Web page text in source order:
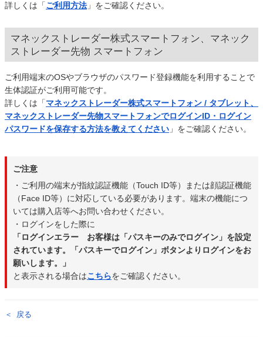
詳しくは「ご利用方法 」をご確認ください。
マネックストレーダー株式スマートフォン、マネック
ストレーダー先物 スマートフォン
ご利用端末のOSやブラウザのパスワード登録機能を利用することで
生体認証がご利用可能です。
詳しくは「マネックストレーダー株式スマートフォン / タブレット、
マネックストレーダー先物スマートフォンでログインID・ログイン
パスワードを保存する方法を教えてください 」をご確認ください。
ご注意
・ご利用の端末が指紋認証機能（Touch ID等）または顔認証機能
（Face ID等）に対応している必要があります。端末の機能につ
いては購入店等へお問い合わせください。
・ログインをした際に
「ログインエラー お客様は「パスキーのみでログイン」を設定
されています。「パスキーでログイン」ボタンよりログインをお
願いします。」
と表示される場合はこちらをご確認ください。
戻る